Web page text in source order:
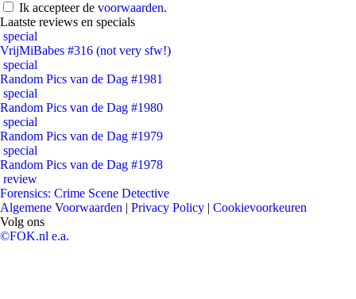
Ik accepteer de voorwaarden.
Laatste reviews en specials
special
VrijMiBabes #316 (not very sfw!)
special
Random Pics van de Dag #1981
special
Random Pics van de Dag #1980
special
Random Pics van de Dag #1979
special
Random Pics van de Dag #1978
review
Forensics: Crime Scene Detective
Algemene Voorwaarden | Privacy Policy | Cookievoorkeuren
Volg ons
©FOK.nl e.a.